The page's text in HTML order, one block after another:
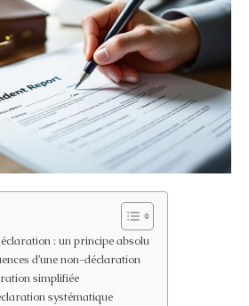
: un principe absolu
d’une non-déclaration
simplifiée
systématique